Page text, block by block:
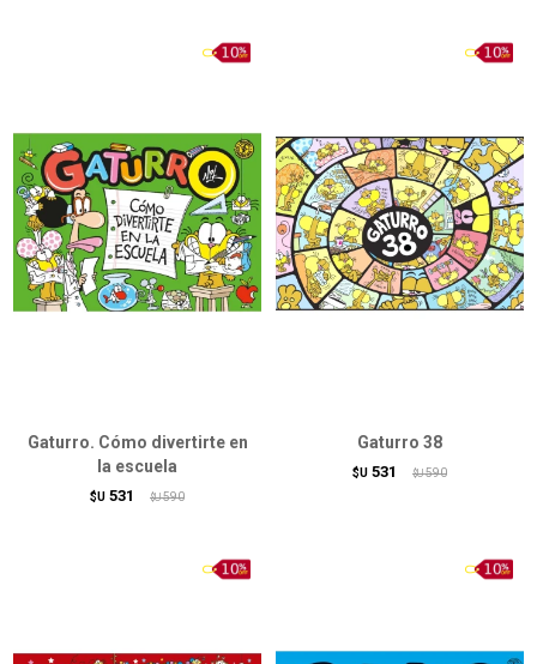
Gaturro. Cómo divertirte en
la escuela
$U 531 $U 590
Gaturro 38
$U 531 $U 590